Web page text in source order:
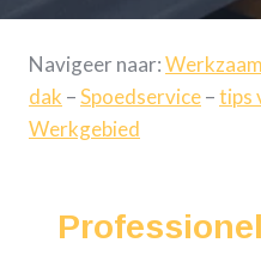
Navigeer naar:
dak –Spoedservice–tips
Werkgebied